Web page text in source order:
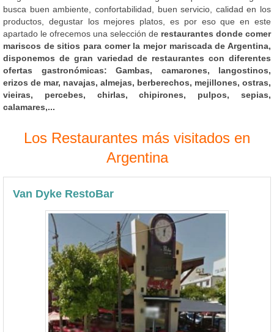
busca buen ambiente, confortabilidad, buen servicio, calidad en los
productos, degustar los mejores platos, es por eso que en este
apartado le ofrecemos una selección de restaurantes donde comer
mariscos de sitios para comer la mejor mariscada de Argentina,
disponemos de gran variedad de restaurantes con diferentes
ofertas gastronómicas: Gambas, camarones, langostinos,
erizos de mar, navajas, almejas, berberechos, mejillones, ostras,
vieiras, percebes, chirlas, chipirones, pulpos, sepias,
calamares,...
Los Restaurantes más visitados en
Argentina
Van Dyke RestoBar